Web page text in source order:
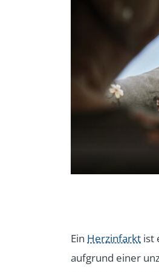
Ein Herzinfarkt ist
aufgrund einer